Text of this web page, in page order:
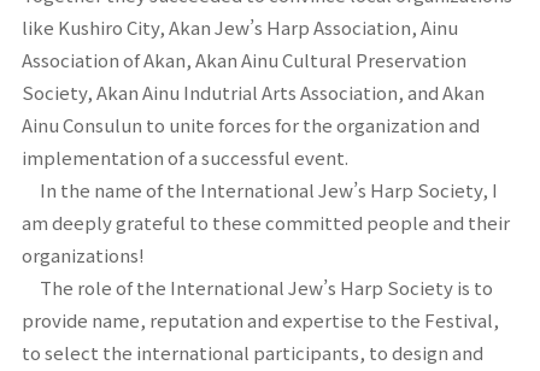
like Kushiro City, Akan Jew’s Harp Association, Ainu
Association of Akan, Akan Ainu Cultural Preservation
Society, Akan Ainu Indutrial Arts Association, and Akan
Ainu Consulun to unite forces for the organization and
implementation of a successful event.
In the name of the International Jew’s Harp Society, I
am deeply grateful to these committed people and their
organizations!
The role of the International Jew’s Harp Society is to
provide name, reputation and expertise to the Festival,
to select the international participants, to design and